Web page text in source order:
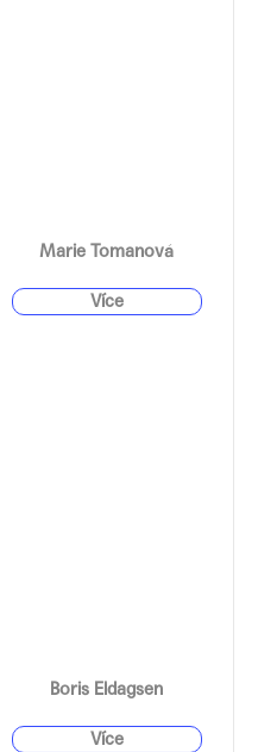
Marie Tomanová
Boris Eldagsen